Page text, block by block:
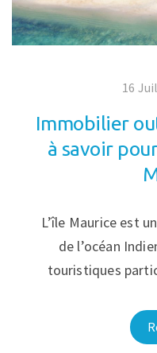
16
Immobilier
à savoir
L’île Maurice est
de l’océan
touristiques